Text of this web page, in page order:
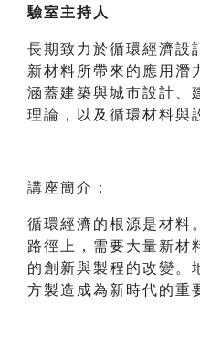
驗室主持人
長期致力於循環經濟設
新材料所帶來的應用潛
涵蓋建築與城市設計、
理論，以及循環材料與
講座簡介：
循環經濟的根源是材料
路徑上，需要大量新材
的創新與製程的改變。
方製造成為新時代的重